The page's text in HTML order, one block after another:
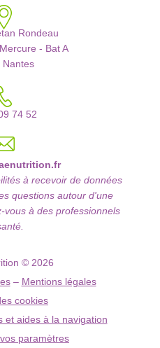
Rondeau
- Bat A
Nantes
74 52
à recevoir de données
questions autour d'une
vous à des professionnels
© 2026
– Mentions légales
cookies
et aides à la navigation
paramètres